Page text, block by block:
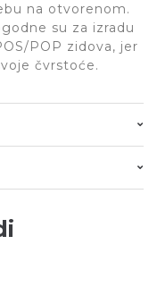
na otvorenom.
su za izradu
POP zidova, jer
čvrstoće.